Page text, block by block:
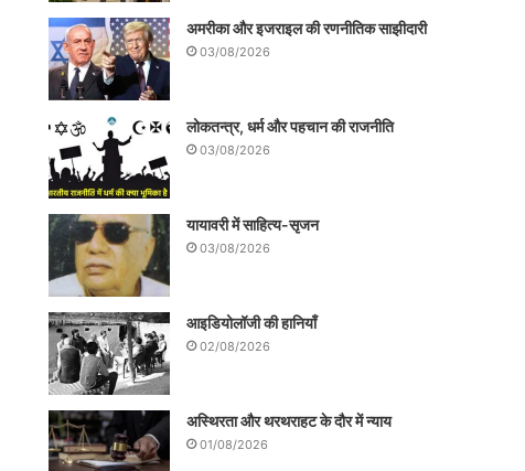
अमरीका और इजराइल की रणनीतिक साझीदारी
03/08/2026
लोकतन्त्र, धर्म और पहचान की राजनीति
03/08/2026
यायावरी में साहित्य-सृजन
03/08/2026
आइडियोलॉजी की हानियाँ
02/08/2026
अस्थिरता और थरथराहट के दौर में न्याय
01/08/2026